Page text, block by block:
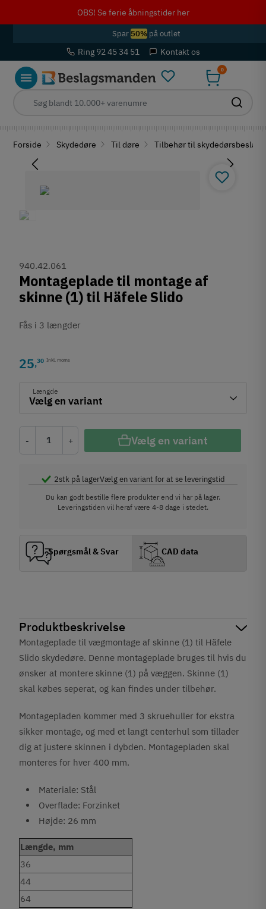
OBS! Se ferie åbningstider her
Spar 50%på outlet
Ring 92 45 34 51 Kontakt os
0
Forside Skydedøre Til døre Tilbehør til skydedørsbeslag
Produktbeskrivelse
Montageplade til vægmontage af skinne (1) til Häfele
Slido skydedøre. Denne montageplade bruges til hvis du
ønsker at montere skinne (1) på væggen. Skinne (1)
skal købes seperat, og kan findes under tilbehør.
Montagepladen kommer med 3 skruehuller for ekstra
sikker montage, og med et langt centerhul som tillader
dig at justere skinnen i dybden. Montagepladen skal
monteres for hver 400 mm.
Materiale: Stål
Overflade: Forzinket
Højde: 26 mm
Længde, mm
36
44
64
940.42.061
Montageplade til montage af
skinne (1) til Häfele Slido
Fås i 3 længder
25,30 Inkl. moms
Længde
- + Vælg en variant
2stk på lagerVælg en variant for at se leveringstid
Du kan godt bestille flere produkter end vi har på lager.
Leveringstiden vil heraf være 4-8 dage i stedet.
Spørgsmål & Svar CAD data